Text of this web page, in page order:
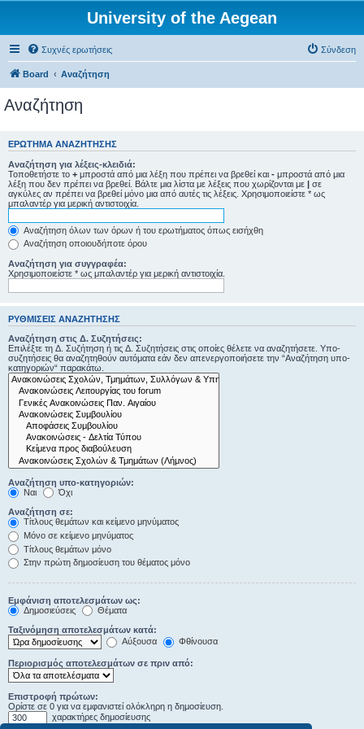
University of the Aegean
Συχνές ερωτήσεις Σύνδεση
Board Αναζήτηση
Αναζήτηση
ΕΡΏΤΗΜΑ ΑΝΑΖΉΤΗΣΗΣ
Αναζήτηση για λέξεις-κλειδιά:
Τοποθετήστε το + μπροστά από μια λέξη που πρέπει να βρεθεί και - μπροστά από μια
λέξη που δεν πρέπει να βρεθεί. Βάλτε μια λίστα με λέξεις που χωρίζονται με | σε
αγκύλες αν πρέπει να βρεθεί μόνο μια από αυτές τις λέξεις. Χρησιμοποιείστε * ως
μπαλαντέρ για μερική αντιστοιχία.
Αναζήτηση όλων των όρων ή του ερωτήματος όπως εισήχθη
Αναζήτηση οποιουδήποτε όρου
Αναζήτηση για συγγραφέα:
Χρησιμοποιείστε * ως μπαλαντέρ για μερική αντιστοιχία.
ΡΥΘΜΊΣΕΙΣ ΑΝΑΖΉΤΗΣΗΣ
Αναζήτηση στις Δ. Συζητήσεις:
Επιλέξτε τη Δ. Συζήτηση ή τις Δ. Συζητήσεις στις οποίες θέλετε να αναζητήσετε. Υπο-
συζητήσεις θα αναζητηθούν αυτόματα εάν δεν απενεργοποιήσετε την “Αναζήτηση υπο-
κατηγοριών“ παρακάτω.
Αναζήτηση υπο-κατηγοριών:
Ναι
Όχι
Αναζήτηση σε:
Τίτλους θεμάτων και κείμενο μηνύματος
Μόνο σε κείμενο μηνύματος
Τίτλους θεμάτων μόνο
Στην πρώτη δημοσίευση του θέματος μόνο
Εμφάνιση αποτελεσμάτων ως:
Δημοσιεύσεις
Θέματα
Ταξινόμηση αποτελεσμάτων κατά:
Αύξουσα
Φθίνουσα
Περιορισμός αποτελεσμάτων σε πριν από:
Επιστροφή πρώτων:
Ορίστε σε 0 για να εμφανιστεί ολόκληρη η δημοσίευση.
χαρακτήρες δημοσίευσης